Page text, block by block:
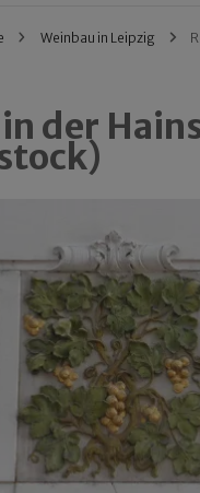
Weinbau in Leipzig
der